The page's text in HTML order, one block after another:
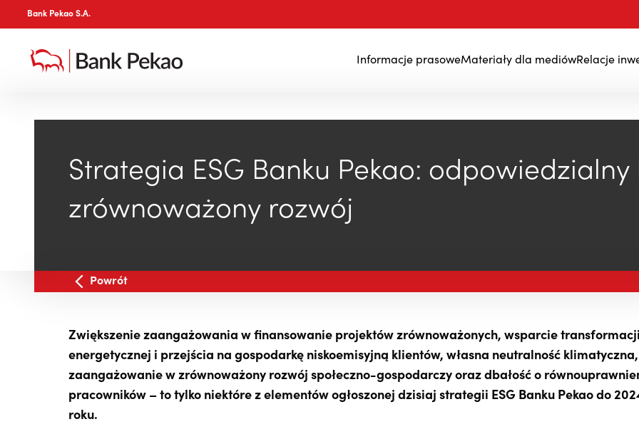
Bank Pekao S.A.
Informacje prasoweMateriały dla mediówRelacje
Strategia ESG Banku Pekao:
zrównoważony rozwój
Powrót
Zwiększenie zaangażowania w finansowanie projektów zrównoważonych, wsparcie transformacji
energetycznej i przejścia na gospodarkę niskoemisyjną klientów, własna neutralność klimatyczna,
zaangażowanie w zrównoważony rozwój społeczno-gospodarczy oraz dbałość o
pracowników – to tylko niektóre z elementów ogłoszonej dzisiaj strategii ESG Banku Pekao do
roku.